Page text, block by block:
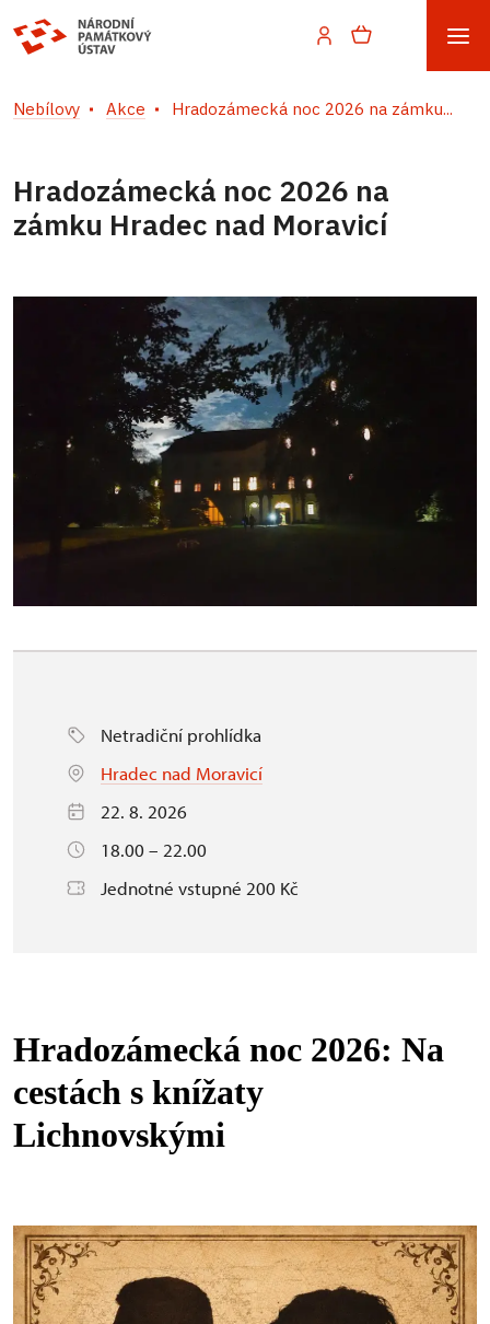
Nebílovy Akce Hradozámecká noc 2026 na zámku...
Hradozámecká noc 2026 na
zámku Hradec nad Moravicí
Netradiční prohlídka
Hradec nad Moravicí
22. 8. 2026
18.00 – 22.00
Jednotné vstupné 200 Kč
Hradozámecká noc 2026: Na
cestách s knížaty
Lichnovskými